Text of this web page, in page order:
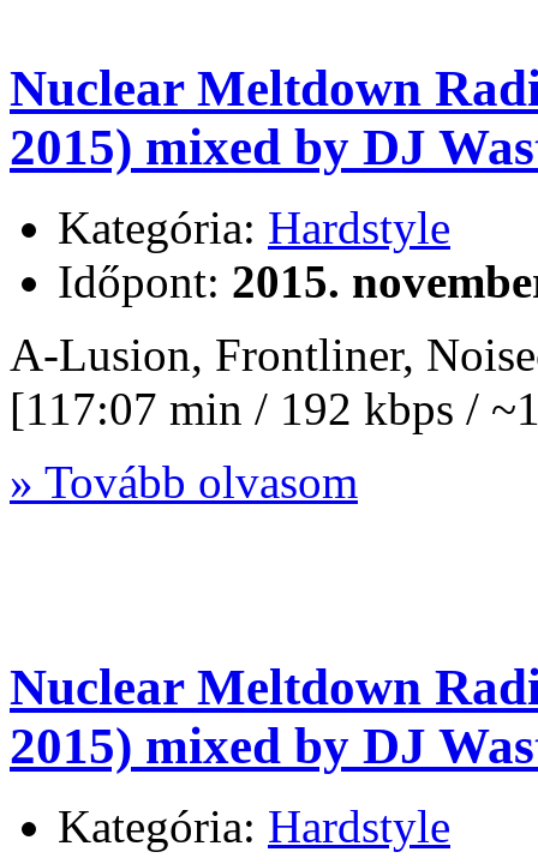
Nuclear Meltdown
2015) mixed by DJ
Kategória: Hardstyle
Időpont: 2015.
A-Lusion, Frontliner,
[117:07 min / 192 kbps /
» Tovább olvasom
Nuclear Meltdown
2015) mixed by DJ
Kategória: Hardstyle